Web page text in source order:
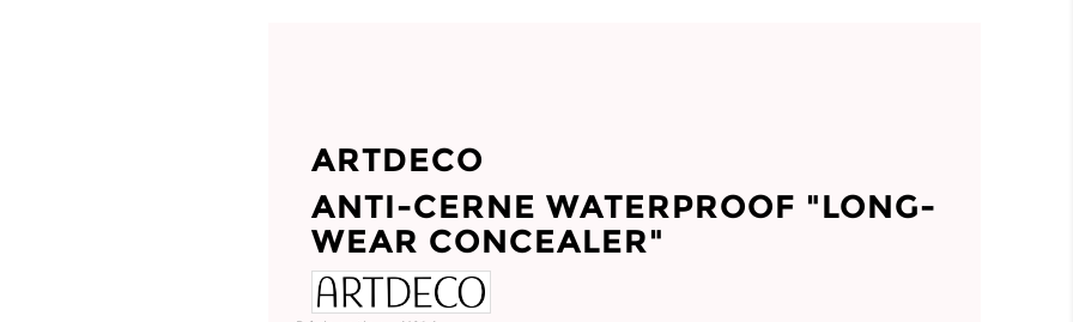
ARTDECO
ANTI-CERNE WATERPROOF "LONG-
WEAR CONCEALER"